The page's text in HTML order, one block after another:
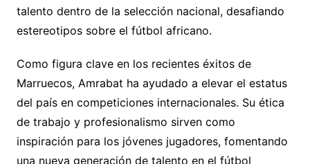
talento dentro de la selección nacional, desafiando
estereotipos sobre el fútbol africano.
Como figura clave en los recientes éxitos de
Marruecos, Amrabat ha ayudado a elevar el estatus
del país en competiciones internacionales. Su ética
de trabajo y profesionalismo sirven como
inspiración para los jóvenes jugadores, fomentando
una nueva generación de talento en el fútbol